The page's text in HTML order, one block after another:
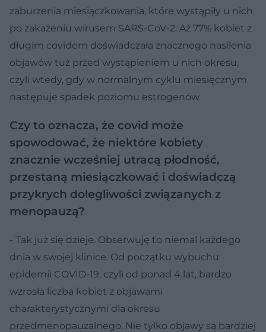
zaburzenia miesiączkowania, które wystąpiły u nich
po zakażeniu wirusem SARS-CoV-2. Aż 77% kobiet z
długim covidem doświadczała znacznego nasilenia
objawów tuż przed wystąpieniem u nich okresu,
czyli wtedy, gdy w normalnym cyklu miesięcznym
następuje spadek poziomu estrogenów.
Czy to oznacza, że covid może
spowodować, że niektóre kobiety
znacznie wcześniej utracą płodność,
przestaną miesiączkować i doświadczą
przykrych dolegliwości związanych z
menopauzą?
- Tak już się dzieje. Obserwuję to niemal każdego
dnia w swojej klinice. Od początku wybuchu
epidemii COVID-19, czyli od ponad 4 lat, bardzo
wzrosła liczba kobiet z objawami
charakterystycznymi dla okresu
przedmenopauzalnego. Nie tylko objawy są bardziej